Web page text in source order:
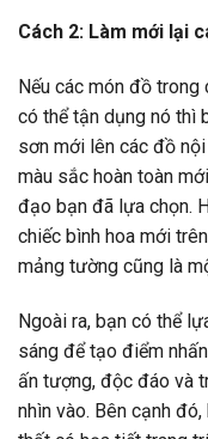
Cách 2: Làm mới lại
Nếu các món đồ
có thể tận dụng nó thì
sơn mới lên các đồ
màu sắc hoàn toàn
đạo bạn đã lựa chọn.
chiếc bình hoa mới
mảng tường cũng là
Ngoài ra, bạn có thể
sáng để tạo điểm
ấn tượng, độc đáo và
nhìn vào. Bên cạnh